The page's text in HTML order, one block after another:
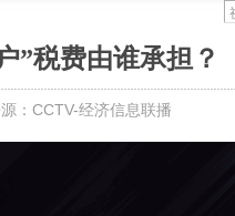
”税费由谁承担？
：CCTV-经济信息联播